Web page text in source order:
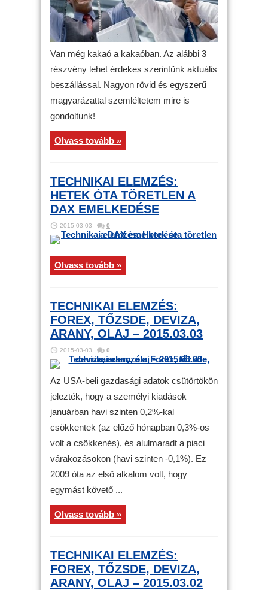
Van még kakaó a kakaóban. Az alábbi 3
részvény lehet érdekes szerintünk aktuális
beszállással. Nagyon rövid és egyszerű
magyarázattal szemléltetem mire is
gondoltunk!
Olvass tovább »
TECHNIKAI ELEMZÉS:
HETEK ÓTA TÖRETLEN A
DAX EMELKEDÉSE
2015-03-03 0
Olvass tovább »
TECHNIKAI ELEMZÉS:
FOREX, TŐZSDE, DEVIZA,
ARANY, OLAJ – 2015.03.03
2015-03-03 0
Az USA-beli gazdasági adatok csütörtökön
jelezték, hogy a személyi kiadások
januárban havi szinten 0,2%-kal
csökkentek (az előző hónapban 0,3%-os
volt a csökkenés), és alulmaradt a piaci
várakozásokon (havi szinten -0,1%). Ez
2009 óta az első alkalom volt, hogy
egymást követő ...
Olvass tovább »
TECHNIKAI ELEMZÉS:
FOREX, TŐZSDE, DEVIZA,
ARANY, OLAJ – 2015.03.02